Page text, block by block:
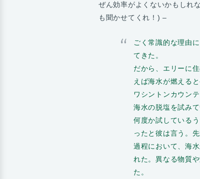
ぜん効率がよくないかもしれ
も聞かせてくれ！) –
ごく常識的な理由
てきた。
だから、エリーに
えば海水が燃える
ワシントンカウン
海水の脱塩を試み
何度か試している
ったと彼は言う。
過程において、海
れた。異なる物質
た。